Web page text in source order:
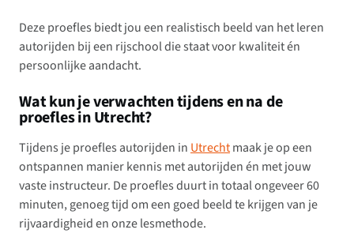
Deze proefles biedt jou een realistisch beeld van het leren
autorijden bij een rijschool die staat voor kwaliteit én
persoonlijke aandacht.
Wat kun je verwachten tijdens en na de
proefles in Utrecht?
Tijdens je proefles autorijden in Utrechtmaak je op een
ontspannen manier kennis met autorijden én met jouw
vaste instructeur. De proefles duurt in totaal ongeveer 60
minuten, genoeg tijd om een goed beeld te krijgen van je
rijvaardigheid en onze lesmethode.